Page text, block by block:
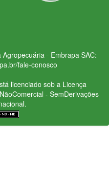
- Embrapa SAC:
fale-conosco
licenciado sob a Licença
- SemDerivações